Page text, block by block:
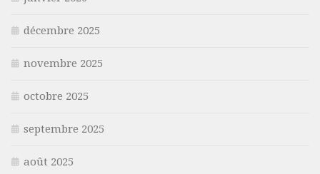
décembre 2025
novembre 2025
octobre 2025
septembre 2025
août 2025